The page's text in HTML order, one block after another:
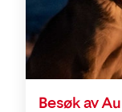
Besøk av